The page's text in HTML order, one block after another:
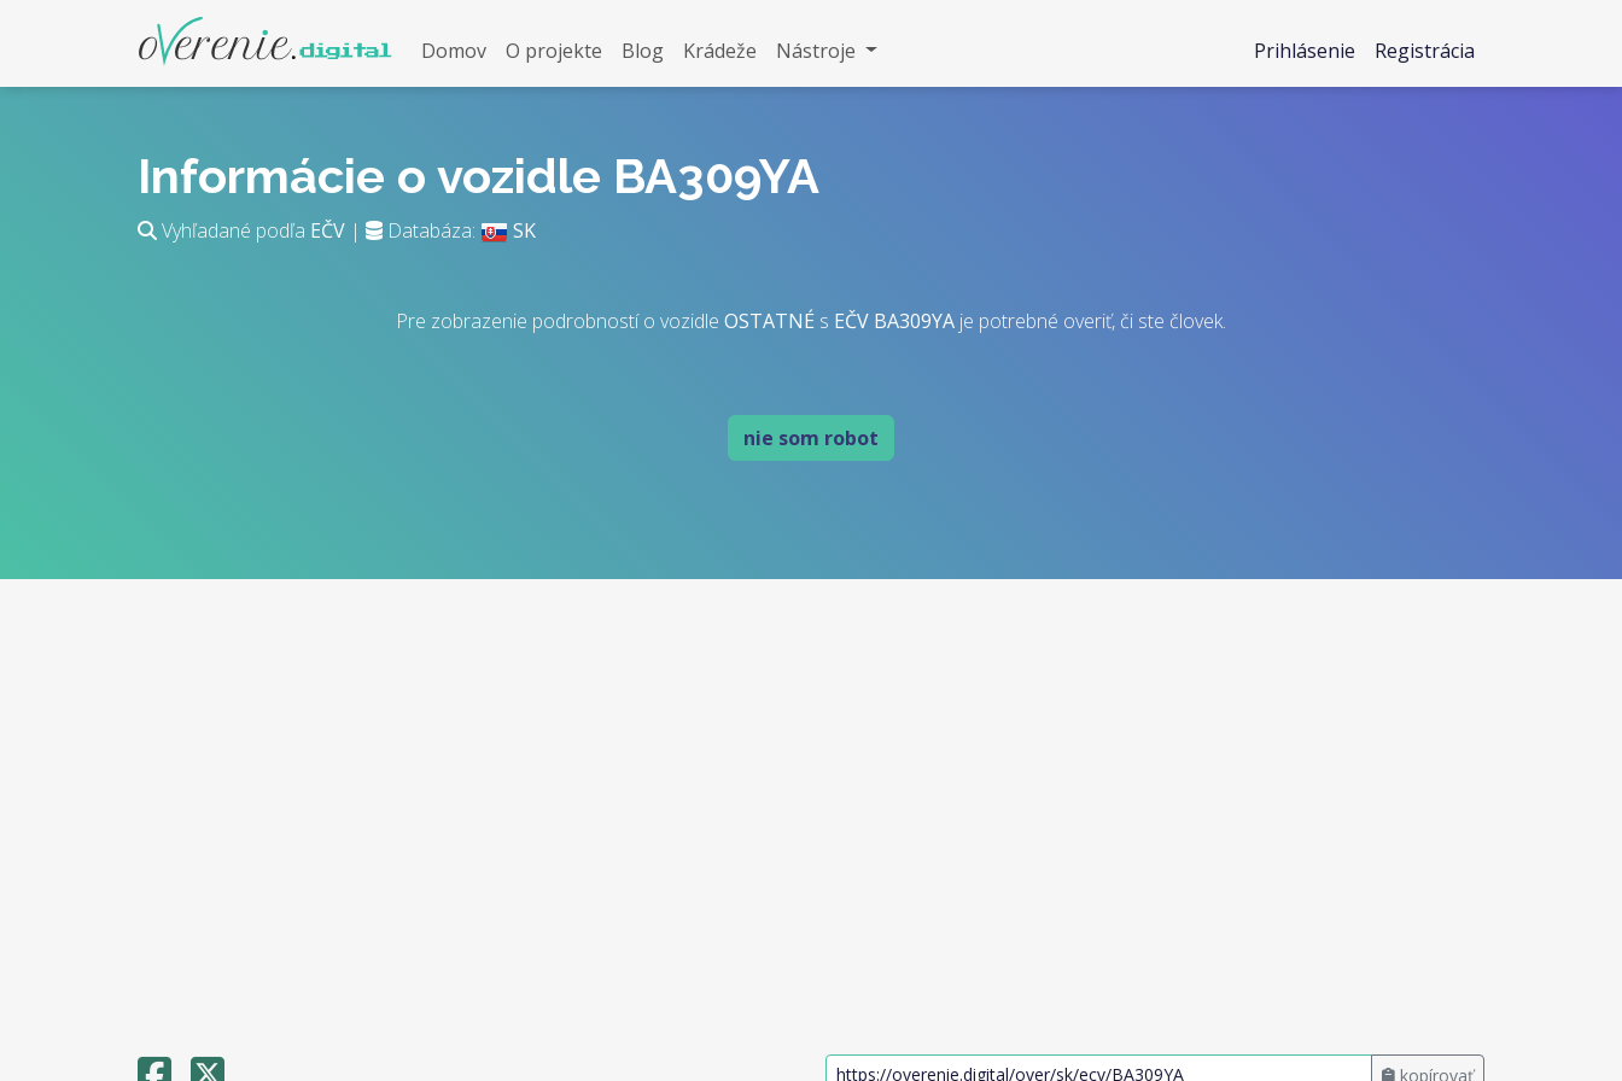
Domov O projekte Blog Krádeže Nástroje Prihlásenie Registrácia
Informácie o vozidle BA309YA
Vyhľadané podľa EČV | Databáza: SK
Pre zobrazenie podrobností o vozidle OSTATNÉ s EČV BA309YA je potrebné overiť, či ste človek.
nie som robot
kopírovať